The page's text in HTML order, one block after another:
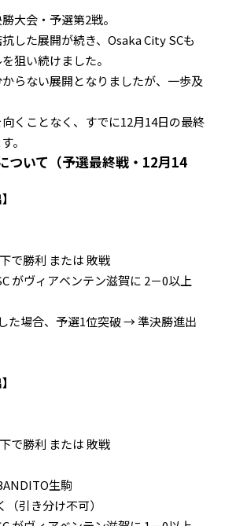
大会・予選第2戦。
した展開が続き、Osaka City SCも
狙い続けました。
らない展開となりましたが、一歩及
くことなく、すでに12月14日の最終
。
ついて（予選最終戦・12月14
で勝利 または 敗戦
がヴィアベンテン滋賀に 2－0以上
た場合、予選1位突破 → 準決勝進出
で勝利 または 敗戦
生駒
引き分け不可）